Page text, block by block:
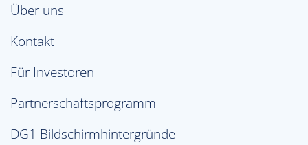
Über uns
Kontakt
Für Investoren
Partnerschaftsprogramm
DG1 Bildschirmhintergründe